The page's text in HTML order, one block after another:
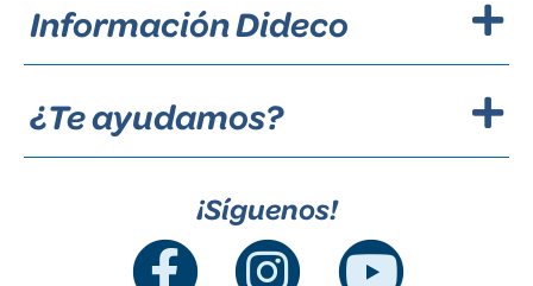
Información Dideco
¿Te ayudamos?
¡Síguenos!